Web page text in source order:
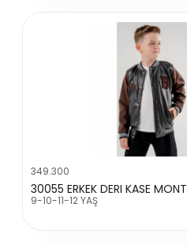
349.300
30055 ERKEK DERI KASE MONT
9-10-11-12 YAŞ